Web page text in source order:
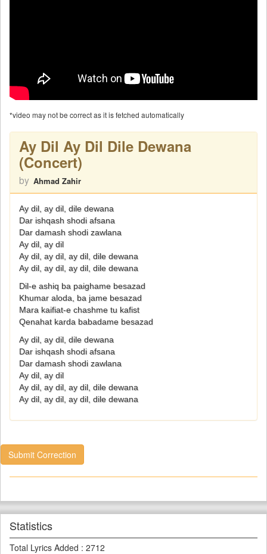
*video may not be correct as it is fetched automatically
Ay Dil Ay Dil Dile Dewana
(Concert)
by Ahmad Zahir
Ay dil, ay dil, dile dewana
Dar ishqash shodi afsana
Dar damash shodi zawlana
Ay dil, ay dil
Ay dil, ay dil, ay dil, dile dewana
Ay dil, ay dil, ay dil, dile dewana
Dil-e ashiq ba paighame besazad
Khumar aloda, ba jame besazad
Mara kaifiat-e chashme tu kafist
Qenahat karda babadame besazad
Ay dil, ay dil, dile dewana
Dar ishqash shodi afsana
Dar damash shodi zawlana
Ay dil, ay dil
Ay dil, ay dil, ay dil, dile dewana
Ay dil, ay dil, ay dil, dile dewana
Submit Correction
Statistics
Total Lyrics Added : 2712